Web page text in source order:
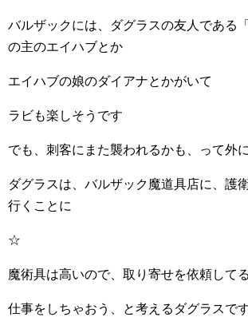
バルザックには、ダグラスの友人である
の主のエイハブとか
エイハブの娘のダイアナとかがいて
ラビも楽しそうです
でも、刺客にまた襲われるかも、って外
ダグラスは、バルザック魔道具店に、護
行くことに
☆
魔術具は高いので、取り寄せを依頼して
仕事をしちゃおう、と考えるダグラスで